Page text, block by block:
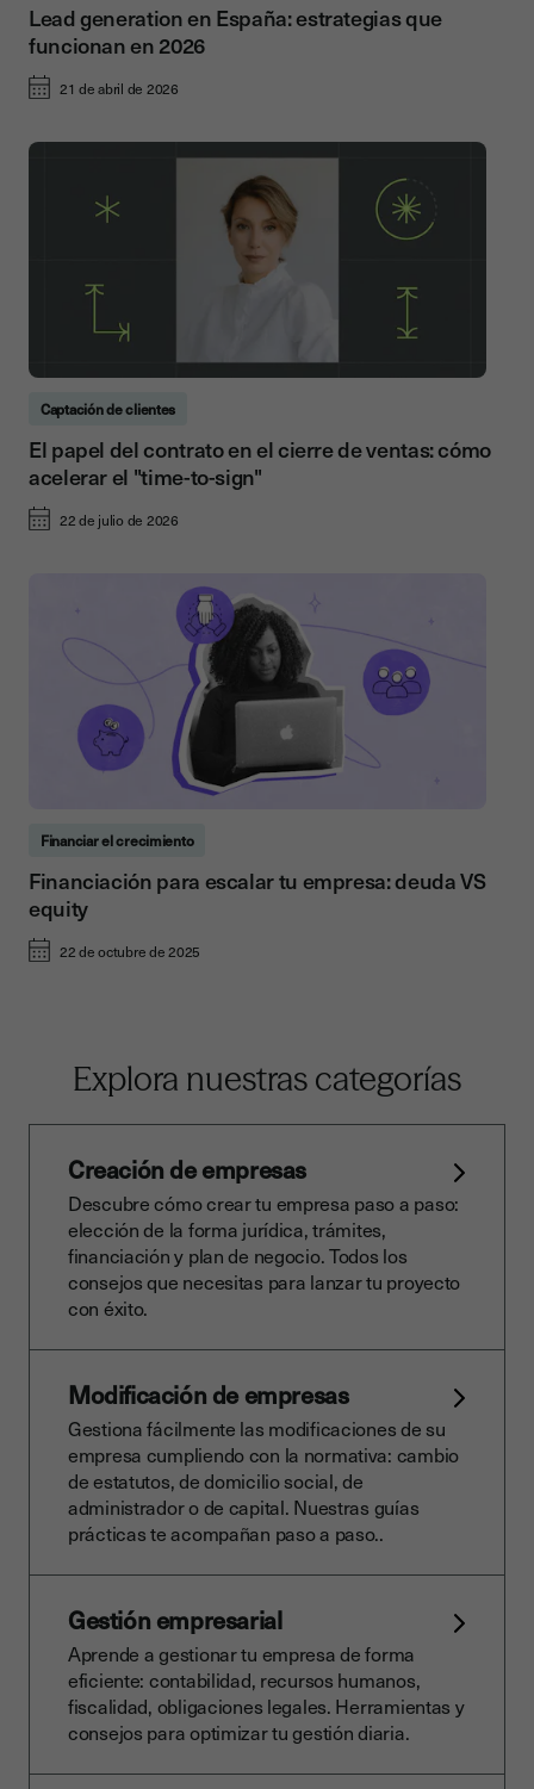
Lead generation en España: estrategias que
funcionan en 2026
21 de abril de 2026
Captación de clientes
El papel del contrato en el cierre de ventas: cómo
acelerar el "time-to-sign"
22 de julio de 2026
Financiar el crecimiento
Financiación para escalar tu empresa: deuda VS
equity
22 de octubre de 2025
Explora nuestras categorías
Creación de empresas
Descubre cómo crear tu empresa paso a paso:
elección de la forma jurídica, trámites,
financiación y plan de negocio. Todos los
consejos que necesitas para lanzar tu proyecto
con éxito.
Modificación de empresas
Gestiona fácilmente las modificaciones de su
empresa cumpliendo con la normativa: cambio
de estatutos, de domicilio social, de
administrador o de capital. Nuestras guías
prácticas te acompañan paso a paso..
Gestión empresarial
Aprende a gestionar tu empresa de forma
eficiente: contabilidad, recursos humanos,
fiscalidad, obligaciones legales. Herramientas y
consejos para optimizar tu gestión diaria.